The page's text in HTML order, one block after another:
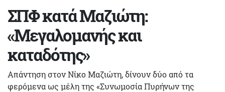
ΣΠΦ κατά Μαζιώτη:
«Μεγαλομανής και
καταδότης»
Απάντηση στον Νίκο Μαζιώτη, δίνουν δύο από τα
φερόμενα ως μέλη της «Συνωμοσία Πυρήνων της